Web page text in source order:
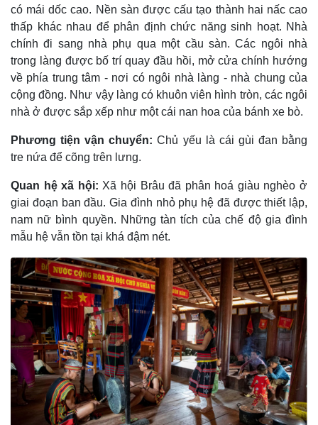
có mái dốc cao. Nền sàn được cấu tạo thành hai nấc cao
thấp khác nhau để phân định chức năng sinh hoạt. Nhà
chính đi sang nhà phụ qua một cầu sàn. Các ngôi nhà
trong làng được bố trí quay đầu hồi, mở cửa chính hướng
về phía trung tâm - nơi có ngôi nhà làng - nhà chung của
cộng đồng. Như vậy làng có khuôn viên hình tròn, các ngôi
nhà ở được sắp xếp như một cái nan hoa của bánh xe bò.
Phương tiện vận chuyển:Chủ yếu là cái gùi đan bằng
tre nứa để cõng trên lưng.
Quan hệ xã hội: Xã hội Brâu đã phân hoá giàu nghèo ở
giai đoạn ban đầu. Gia đình nhỏ phụ hệ đã được thiết lập,
nam nữ bình quyền. Những tàn tích của chế độ gia đình
mẫu hệ vẫn tồn tại khá đậm nét.